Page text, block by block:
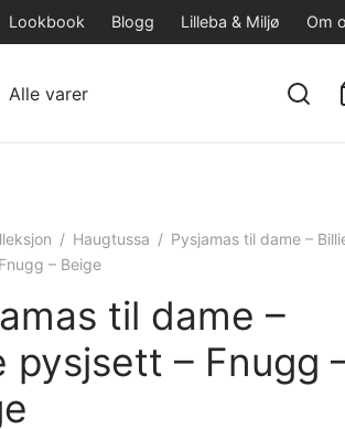
Lookbook Blogg Lilleba & Miljø Om
Alle varer
/ Haugtussa / Pysjamas til dame –
– Beige
til dame –
pysjsett – Fnugg